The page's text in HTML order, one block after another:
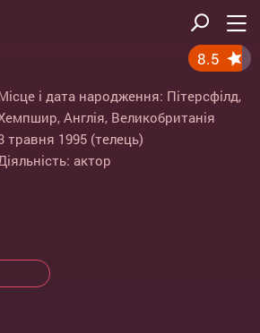
8.5
і дата народження: Пітерсфілд,
Англія, Великобританія
травня 1995 (телець)
актор